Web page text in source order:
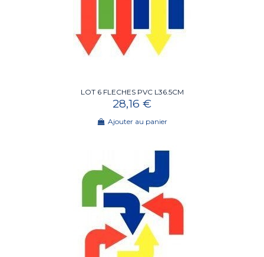
LOT 6 FLECHES PVC L36.5CM
28,16 €
Ajouter au panier